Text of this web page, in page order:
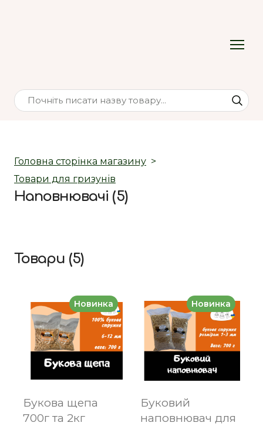
Головна сторінка магазину
Товари для гризунів
Наповнювачі (5)
Товари (5)
Новинка
Букова щепа
700г та 2кг
Новинка
Буковий
наповнювач для